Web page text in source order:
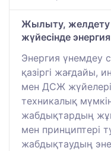
Жылыту, желдету
жүйесінде
Энергия үнемдеу
қазіргі жағдайы,
мен ДСЖ
техникалық
жабдықтардың
мен принциптері
жабдықтаудың